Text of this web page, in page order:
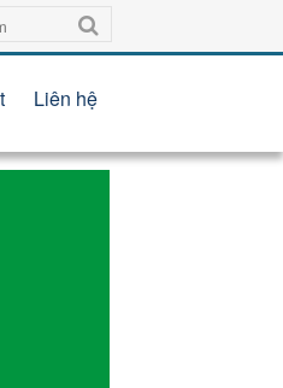
Liên hệ